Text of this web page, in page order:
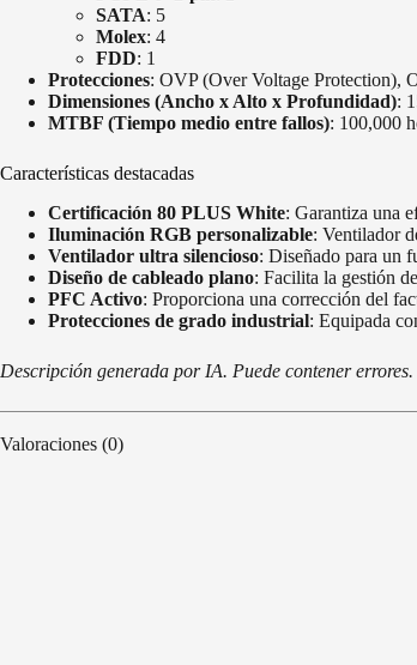
SATA: 5
Molex: 4
FDD: 1
Protecciones: OVP (Over Voltage Protection),
Dimensiones (Ancho x Alto x Profundidad):
MTBF (Tiempo medio entre fallos): 100,000
Características destacadas
Certificación 80 PLUS White: Garantiza una
Iluminación RGB personalizable: Ventilador
Ventilador ultra silencioso: Diseñado para un
Diseño de cableado plano: Facilita la gestión
PFC Activo: Proporciona una corrección del
Protecciones de grado industrial: Equipada
Descripción generada por IA. Puede contener
Valoraciones (0)